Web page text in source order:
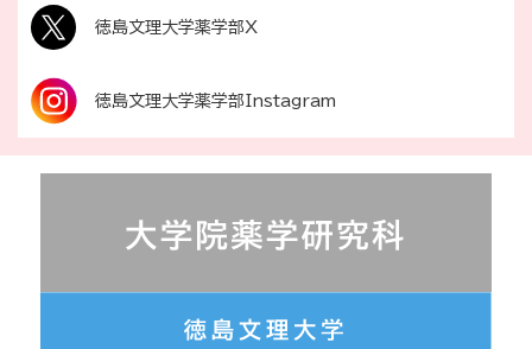
徳島文理大学薬学部X
徳島文理大学薬学部Instagram